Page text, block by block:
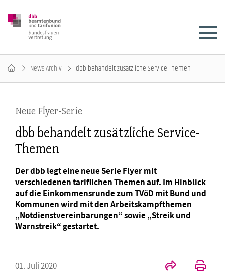
News-Archiv dbb behandelt zusätzliche Service-Themen
Neue Flyer-Serie
dbb behandelt zusätzliche Service-
Themen
Der dbb legt eine neue Serie Flyer mit
verschiedenen tariflichen Themen auf. Im Hinblick
auf die Einkommensrunde zum TVöD mit Bund und
Kommunen wird mit den Arbeitskampfthemen
„Notdienstvereinbarungen“ sowie „Streik und
Warnstreik“ gestartet.
01. Juli 2020